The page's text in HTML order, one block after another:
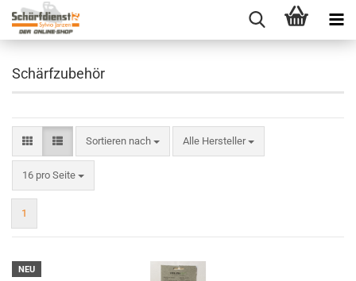
Schärfzubehör
Sortieren nach
Sortieren nach Alle Hersteller
16 pro Seite
pro Seite
1
NEU